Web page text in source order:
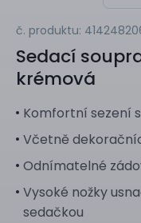
č. produktu:
Sedací
krémová
Komfortní sezení
Včetně
Odnímatelné
Vysoké nožky
sedačkou